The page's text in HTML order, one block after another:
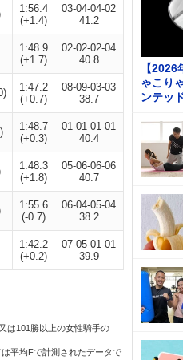
1:56.4
(+1.4)
03-04-04-02
41.2
1:48.9
(+1.7)
02-02-02-04
40.8
1:47.2
(+0.7)
08-09-03-03
38.7
1:48.7
(+0.3)
01-01-01-01
40.4
1:48.3
(+1.8)
05-06-06-06
40.7
1:55.6
(-0.7)
06-04-05-04
38.2
1:42.2
(+0.2)
07-05-01-01
39.9
は101勝以上の女性騎手の
平均Fで計測されたデータで
【
ゃこり
ンテッ